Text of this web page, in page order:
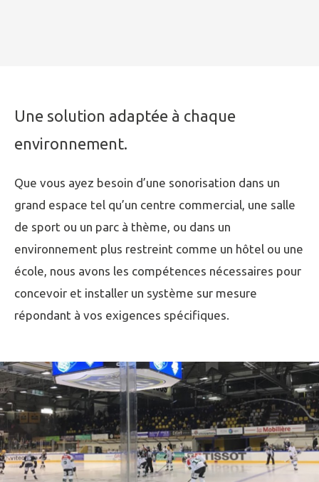
Une solution adaptée à chaque
environnement.
Que vous ayez besoin d’une sonorisation dans un
grand espace tel qu’un centre commercial, une salle
de sport ou un parc à thème, ou dans un
environnement plus restreint comme un hôtel ou une
école, nous avons les compétences nécessaires pour
concevoir et installer un système sur mesure
répondant à vos exigences spécifiques.